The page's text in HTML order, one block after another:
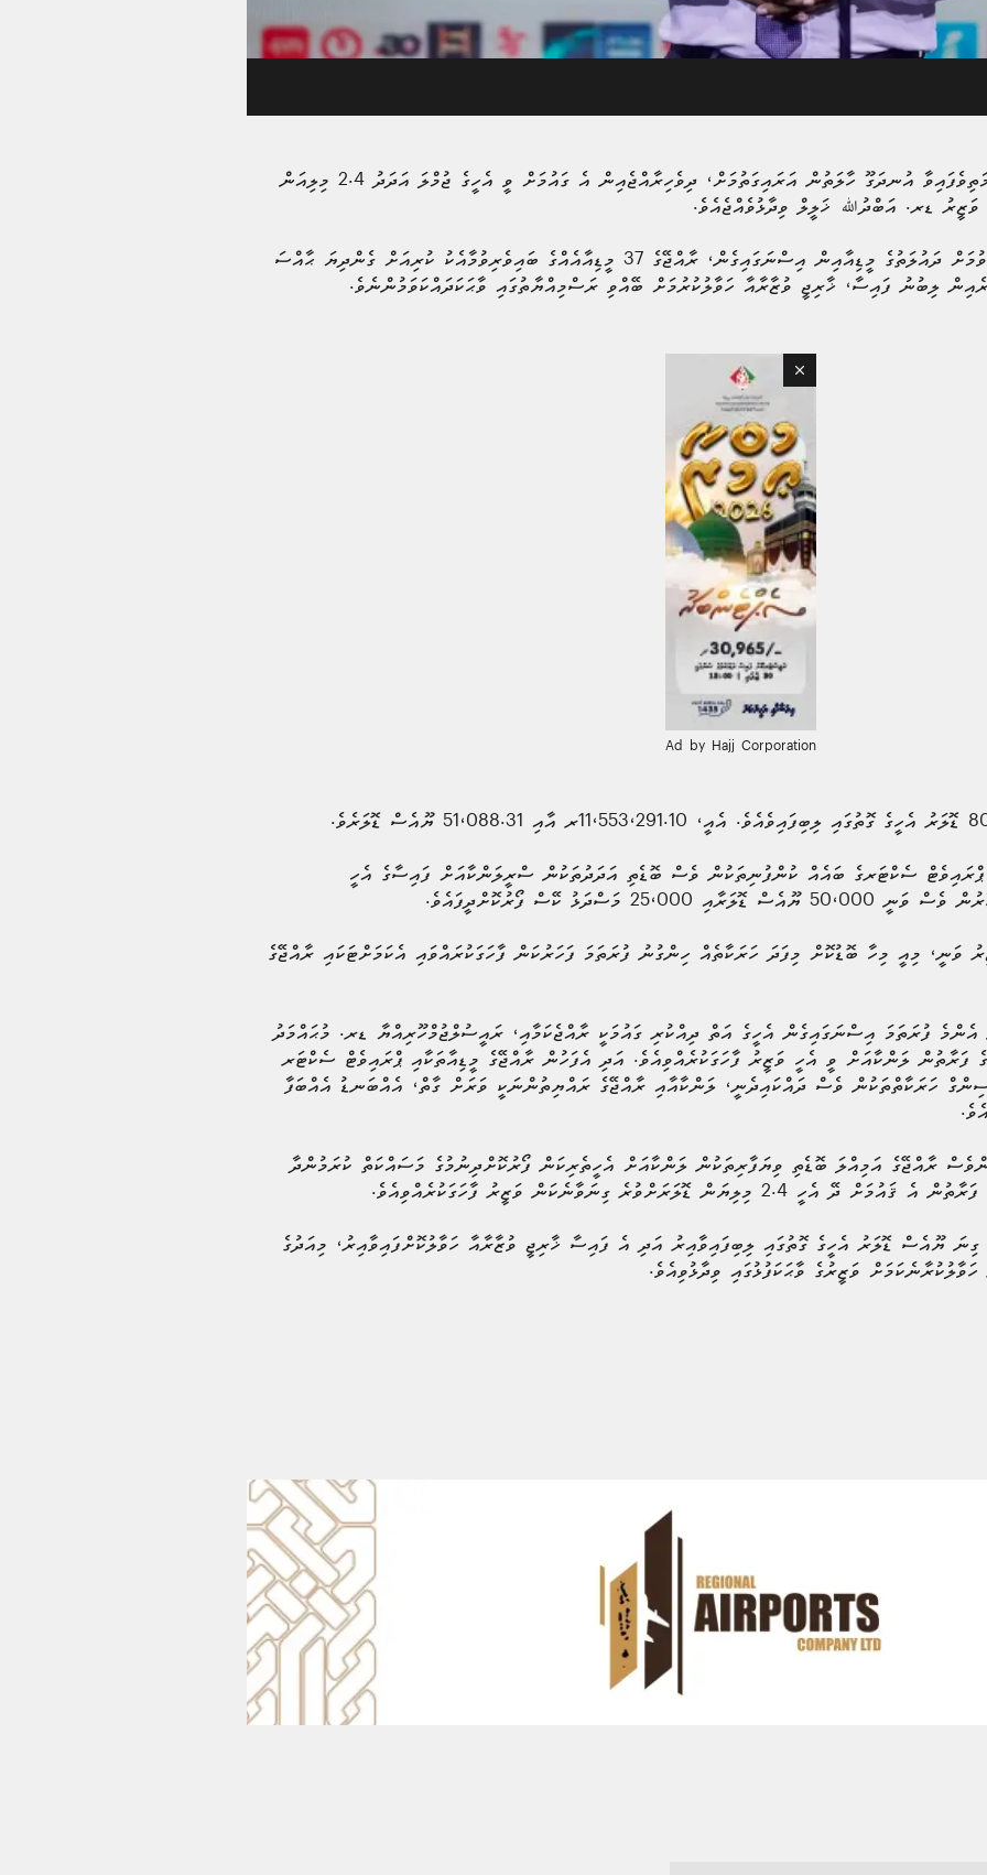
އަވަށްޓެރި ސްރީލަންކާއަށް މިހާރު ކުރިމަތިވެފައިވާ އުނދަގޫ ހާލަތުން އަރައިގަތުމަށް، ދިވެހިރާއްޖެއިން އެ ގައުމަށް ވީ އެހީގެ ޖުމްލަ އަދަދު 2.4 މިލިއަން
ވަޒީރު ޑރ. އަބްދުﷲ ޚަލީލް ވިދާޅުވެއްޖެއެވެ.
ވަޒީރު މިހެން ވިދާޅުވީ، ލަންކާއަށް އެހީވުމަށް ދައުލަތުގެ މީޑިއާއިން އިސްނަގައިގެން، ރާއްޖޭގެ 37 މީޑިއާއެއްގެ ބައިވެރިވުމާއެކު ކުރިއަށް ގެންދިޔަ ޙާއްސަ
ލިބުނު ފައިސާ، ޚާރިޖީ ވުޒާރާއާ ހަވާލުކުރުމަށް ބޭއްވި ރަސްމިއްޔާތުގައި ވާޙަކަދައްކަވަމުންނެވެ.
Ad by Hajj Corporation
ޕްރައިވެޓް ސެކްޓަރގެ ބައެއް ކުންފުނިތަކުން ވެސް ބޮޑެތި އަދަދުތަކުން ސްރީލަންކާއަށް ފައިސާގެ އެހީ
މަސްދަޅު ކޭސް ފޯރުކޮށްދީފައެވެ.
ވަނީ، މިއީ މިހާ ބޮޑުކޮށް މިފަދަ ހަރަކާތެއް ހިންގުނު ފުރަތަމަ ފަހަރުކަން ފާހަގަކުރައްވައި އެކަމަށްޓަކައި ރާއްޖޭގެ
އެންމެ ފުރަތަމަ އިސްނަގައިގެން އެހީގެ އަތް ދިއްކުރި ގައުމަކީ ރާއްޖެކަމާއި، ރައީސުލްޖުމްހޫރިއްޔާ ޑރ. މުޙައްމަދު
ފަރާތުން ލަންކާއަށް ވީ އެހީ ވަޒީރު ފާހަގަކުރެއްވިއެވެ. އަދި އެފަހުން ރާއްޖޭގެ މީޑިއާތަކާއި ޕްރައިވެޓް ސެކްޓަރ
ހަރަކާތްތަކުން ވެސް ދައްކައިދެނީ، ލަންކާއާއި ރާއްޖޭގެ ރައްޔިތުންނަކީ ވަރަށް ގާތް، އެއްބަނޑު އެއްބަފާ
ރާއްޖޭގެ އަމިއްލަ ބޮޑެތި ވިޔަފާރިތަކުން ލަންކާއަށް އެހީތެރިކަން ފޯރުކޮށްދިނުމުގެ މަސައްކަތް ކުރަމުންދާ
ޑޮލަރަށްވުރެ ގިނަވާނެކަން ވަޒީރު ފާހަގަކުރެއްވިއެވެ.
8 ލައްކައަށްވުރެ ގިނަ ޔޫއެސް ޑޮލަރު އެހީގެ ގޮތުގައި ލިބިފައިވާއިރު އަދި އެ ފައިސާ ޚާރިޖީ ވުޒާރާއާ ހަވާލުކޮށްފައިވާއިރު، މިއަދުގެ
ވަޒީރުގެ ވާޙަކަފުޅުގައި ވިދާޅުވިއެވެ.